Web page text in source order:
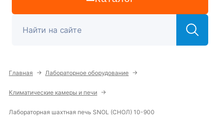
Главная → Лабораторное оборудование →
Климатические камеры и печи →
Лабораторная шахтная печь SNOL (СНОЛ) 10-900